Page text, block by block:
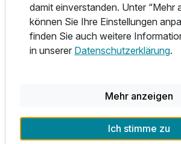
Neben einer Auswahl an frischen
finden Sie eine sehr große Auswahl an
diversen Käse- und frischen Wurst-
Frischer Lachs, verschiedene Antipasti
Säfte und Smoothies runden unser
Kommen und sehen Sie, lernen Sie uns
Wir sind mitten in Essen !
damit einverstanden. Unter “Mehr
können Sie Ihre Einstellungen
finden Sie auch weitere
in unserer Datenschutzerklärung.
Mehr anzeigen
Ich stimme zu